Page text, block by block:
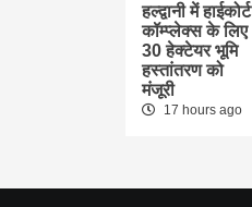
हल्द्वानी में हाईकोर्ट
कॉम्प्लेक्स के लिए
30 हेक्टेयर भूमि
हस्तांतरण को
मंजूरी
17 hours ago